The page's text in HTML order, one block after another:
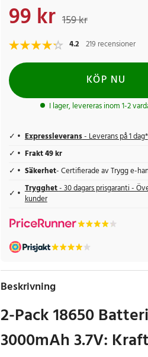
Nuvarande pris
99 kr 159 kr
4.2 219 recensioner
KÖP NU
I lager, levereras inom 1-2
Expressleverans- Leverans på 1 dag*
Frakt 49 kr
Säkerhet- Certifierade av Trygg e-
Trygghet- 30 dagars prisgaranti -
kunder
Beskrivning
2-Pack 18650
3000mAh 3.7V: